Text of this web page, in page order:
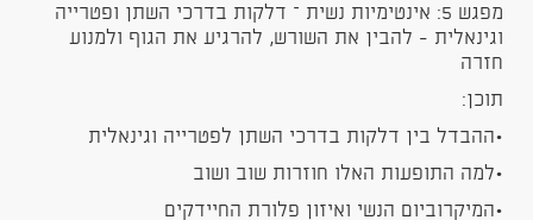
מפגש 5: אינטימיות נשית – דלקות בדרכי השתן ופטרייה
וגינאלית - להבין את השורש, להרגיע את הגוף ולמנוע
חזרה
תוכן:
•ההבדל בין דלקות בדרכי השתן לפטרייה וגינאלית
•למה התופעות האלו חוזרות שוב ושוב
•המיקרוביום הנשי ואיזון פלורת החיידקים